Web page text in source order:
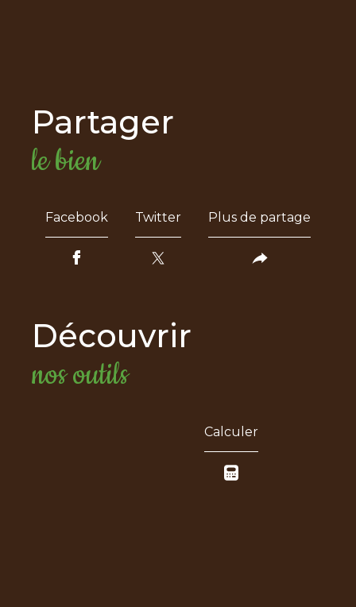
partager
le bien
Facebook Twitter Plus de partage
découvrir
nos outils
Calculer